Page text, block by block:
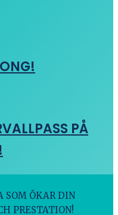
PÅ
SOM ÖKAR DIN
PRESTATION!